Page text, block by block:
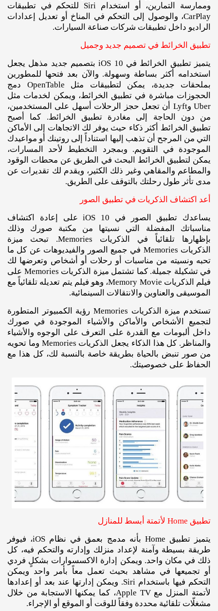
وممارسة التمارين، أو استخدام Siri للتحكم في تطبيقات
CarPlay، والوصول إلى التحكم في المناخ أو تعديل إعدادات
الراديو داخل تطبيقات شركات صناعة السيارات.
تطبيق الخرائط في تصميم جديد وجميل
يتميز تطبيق الخرائط في iOS 10 بتصميم جديد مذهل يجعل
استخدامه أكثر بساطة وسهولة. والآن بعد فتحها للمطورين
بملحقات جديدة، يمكن لتطبيقات مثل OpenTable دمج
الحجوزات مباشرة في تطبيق الخرائط، ويمكن لخدمات مثل
Uber وLyft أن تجعل حجز الرحلات أسهل على المستخدمين،
من دون الحاجة إلى مغادرة تطبيق الخرائط. كما أصبح
تطبيق الخرائط أكثر ذكاء حيث يوفر لك الاتجاهات إلى الأماكن
التي من المرجح أن تذهب إليها استناداً إلى روتينك أو مواعيدك
الموجودة في التقويم. وبمجرد التخطيط لأحد المسارات،
يمكن لتطبيق الخرائط البحث في الطريق عن محطات الوقود
والمطاعم والمقاهي وغير ذلك الكثير، ويقدم لك تقديرات عن
مدى تأثر طول رحلتك بالتوقف على الطريق.
أعد اكتشاف الذكريات في تطبيق الصور
يساعدك تطبيق الصور في iOS 10 على إعادة اكتشاف
مناسباتك المفضلة التي نسيتها من مكتبة صورك وذلك
بإظهارها تلقائياً في الذكريات Memories. تبحث ميزة
الذكريات Memories في جميع الصور والفيديوهات عن كل ما
تحبه ونسيته من مناسبات أو رحلات أو أشخاص وتعرضها لك
في تشكيلة جميلة. كما تشتمل ميزة الذكريات Memories على
فيلم الذكريات Memory Movie، وهو فيلم يتم تعديله تلقائياً مع
الموسيقى والعناوين والانتقالات السينمائية.
تستخدم ميزة الذكريات Memories رؤية الكمبيوتر المتطورة
لتجميع الأشخاص والأماكن والأشياء الموجودة في صورك
داخل ألبومات مع القدرة على التعرف على الوجوه والأشياء
والمناظر. كل هذا الذكاء يجعل الذكريات Memories وما تحويه
من صور تنبض بالحياة بطريقة خاصة بالنسبة لك، كل هذا مع
الحفاظ على خصوصيتك.
تطبيق Home لأتمتة أبسط للمنازل
يتميز تطبيق Home بأنه مدمج بعمق في نظام iOS، فيوفر
طريقة بسيطة وآمنة لإعداد منزلك وإدارته والتحكم فيه، كل
ذلك في مكان واحد. ويمكن إدارة الاكسسوارات بشكلٍ فردي
أو تجميعها في مشاهد بحيث تعمل معاً بأمر واحد ويمكن
التحكم فيها باستخدام Siri. ويمكن إدارتها عند بعد أو إعدادها
لأتمتة المنزل مع Apple TV، كما يمكنها الاستجابة من خلال
مشغلّات تلقائية محددة وفقاً للوقت أو الموقع أو الإجراء.